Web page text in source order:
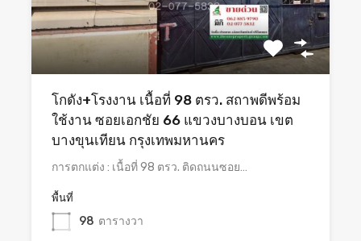
โกดัง+โรงงาน เนื้อที่ 98 ตรว. สถาพดีพร้อม
ใช้งาน ซอยเอกชัย 66 แขวงบางบอน เขต
บางขุนเทียน กรุงเทพมหานคร
การตกแต่ง : เนื้อที่ 98 ตรว. ติดถนนซอย…
พื้นที่
98 ตารางวา